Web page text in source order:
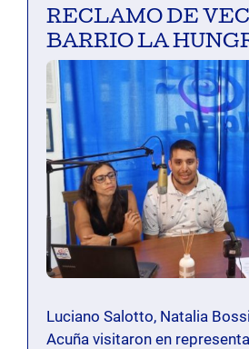
RECLAMO DE
BARRIO LA
Luciano Salotto, Natalia
Acuña visitaron en